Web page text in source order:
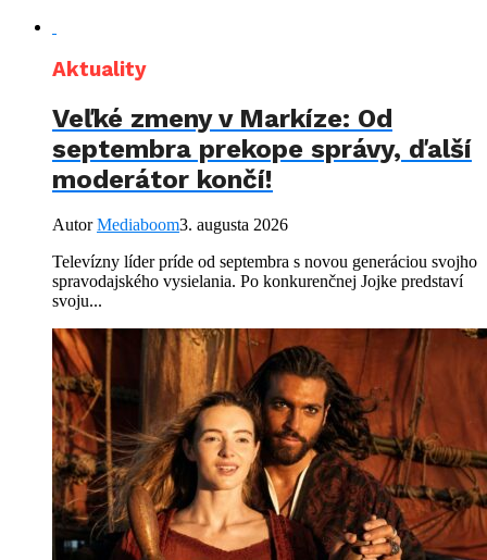
Aktuality
Veľké zmeny v Markíze: Od
septembra prekope správy, ďalší
moderátor končí!
AutorMediaboom3. augusta 2026
Televízny líder príde od septembra s novou generáciou svojho
spravodajského vysielania. Po konkurenčnej Jojke predstaví
svoju...